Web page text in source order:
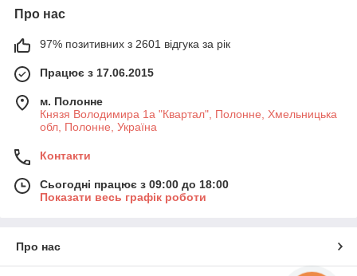
Про нас
97% позитивних з 2601 відгука за рік
Працює з 17.06.2015
м. Полонне
Князя Володимира 1а "Квартал", Полонне, Хмельницька
обл, Полонне, Україна
Контакти
Сьогодні працює з 09:00 до 18:00
Показати весь графік роботи
Про нас